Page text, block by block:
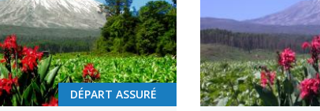
DÉPART ASSURÉ